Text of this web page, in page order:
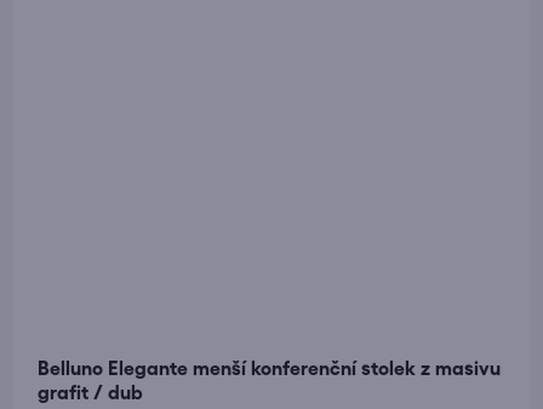
Belluno Elegante menší konferenční stolek z masivu
grafit / dub